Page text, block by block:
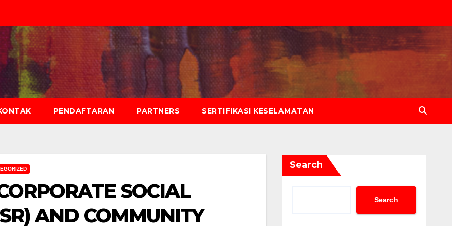
PENDAFTARAN PARTNERS SERTIFIKASI KESELAMATAN
SOCIAL
AND COMMUNITY
Search
Search